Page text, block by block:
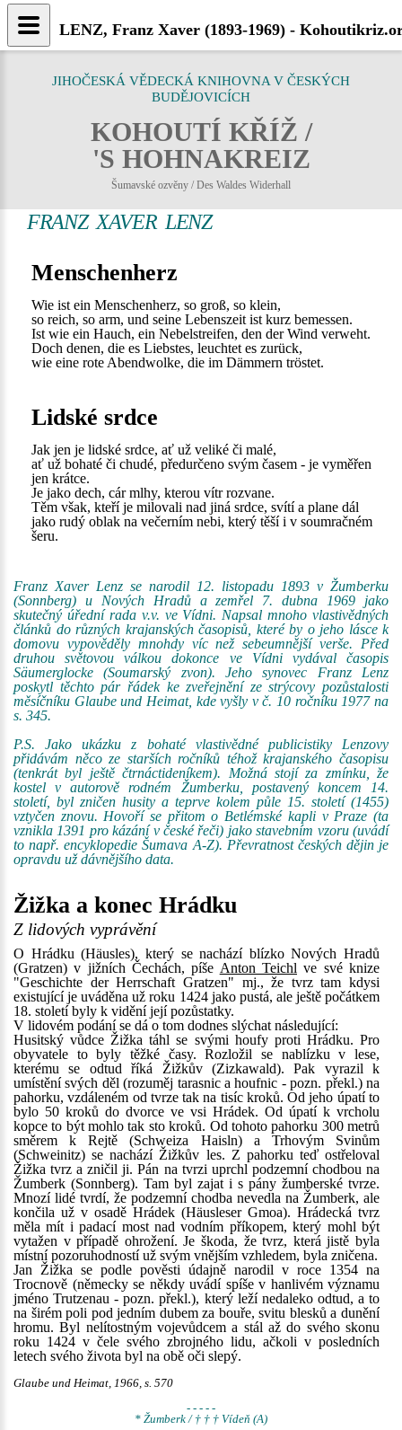
JIHOČESKÁ VĚDECKÁ KNIHOVNA V ČESKÝCH
BUDĚJOVICÍCH
KOHOUTÍ KŘÍŽ /
'S HOHNAKREIZ
Šumavské ozvěny / Des Waldes Widerhall
FRANZ XAVER LENZ
Menschenherz
Wie ist ein Menschenherz, so groß, so klein,
so reich, so arm, und seine Lebenszeit ist kurz bemessen.
Ist wie ein Hauch, ein Nebelstreifen, den der Wind verweht.
Doch denen, die es Liebstes, leuchtet es zurück,
wie eine rote Abendwolke, die im Dämmern tröstet.
Lidské srdce
Jak jen je lidské srdce, ať už veliké či malé,
ať už bohaté či chudé, předurčeno svým časem - je vyměřen
jen krátce.
Je jako dech, cár mlhy, kterou vítr rozvane.
Těm však, kteří je milovali nad jiná srdce, svítí a plane dál
jako rudý oblak na večerním nebi, který těší i v soumračném
šeru.
Franz Xaver Lenz se narodil 12. listopadu 1893 v Žumberku
(Sonnberg) u Nových Hradů a zemřel 7. dubna 1969 jako
skutečný úřední rada v.v. ve Vídni. Napsal mnoho vlastivědných
článků do různých krajanských časopisů, které by o jeho lásce k
domovu vypověděly mnohdy víc než sebeumnější verše. Před
druhou světovou válkou dokonce ve Vídni vydával časopis
Säumerglocke (Soumarský zvon). Jeho synovec Franz Lenz
poskytl těchto pár řádek ke zveřejnění ze strýcovy pozůstalosti
měsíčníku Glaube und Heimat, kde vyšly v č. 10 ročníku 1977 na
s. 345.
P.S. Jako ukázku z bohaté vlastivědné publicistiky Lenzovy
přidávám něco ze starších ročníků téhož krajanského časopisu
(tenkrát byl ještě čtrnáctideníkem). Možná stojí za zmínku, že
kostel v autorově rodném Žumberku, postavený koncem 14.
století, byl zničen husity a teprve kolem půle 15. století (1455)
vztyčen znovu. Hovoří se přitom o Betlémské kapli v Praze (ta
vznikla 1391 pro kázání v české řeči) jako stavebním vzoru (uvádí
to např. encyklopedie Šumava A-Z). Převratnost českých dějin je
opravdu už dávnějšího data.
Žižka a konec Hrádku
Z lidových vyprávění
O Hrádku (Häusles), který se nachází blízko Nových Hradů
(Gratzen) v jižních Čechách, píše Anton Teichl ve své knize
"Geschichte der Herrschaft Gratzen" mj., že tvrz tam kdysi
existující je uváděna už roku 1424 jako pustá, ale ještě počátkem
18. století byly k vidění její pozůstatky.
V lidovém podání se dá o tom dodnes slýchat následující:
Husitský vůdce Žižka táhl se svými houfy proti Hrádku. Pro
obyvatele to byly těžké časy. Rozložil se nablízku v lese,
kterému se odtud říká Žižkův (Zizkawald). Pak vyrazil k
umístění svých děl (rozuměj tarasnic a houfnic - pozn. překl.) na
pahorku, vzdáleném od tvrze tak na tisíc kroků. Od jeho úpatí to
bylo 50 kroků do dvorce ve vsi Hrádek. Od úpatí k vrcholu
kopce to být mohlo tak sto kroků. Od tohoto pahorku 300 metrů
směrem k Rejtě (Schweiza Haisln) a Trhovým Svinům
(Schweinitz) se nachází Žižkův les. Z pahorku teď ostřeloval
Žižka tvrz a zničil ji. Pán na tvrzi uprchl podzemní chodbou na
Žumberk (Sonnberg). Tam byl zajat i s pány žumberské tvrze.
Mnozí lidé tvrdí, že podzemní chodba nevedla na Žumberk, ale
končila už v osadě Hrádek (Häusleser Gmoa). Hrádecká tvrz
měla mít i padací most nad vodním příkopem, který mohl být
vytažen v případě ohrožení. Je škoda, že tvrz, která jistě byla
místní pozoruhodností už svým vnějším vzhledem, byla zničena.
Jan Žižka se podle pověsti údajně narodil v roce 1354 na
Trocnově (německy se někdy uvádí spíše v hanlivém významu
jméno Trutzenau - pozn. překl.), který leží nedaleko odtud, a to
na širém poli pod jedním dubem za bouře, svitu blesků a dunění
hromu. Byl nelítostným vojevůdcem a stál až do svého skonu
roku 1424 v čele svého zbrojného lidu, ačkoli v posledních
letech svého života byl na obě oči slepý.
Glaube und Heimat, 1966, s. 570
- - - - -
* Žumberk / † † † Vídeň (A)
LENZ, Franz Xaver (1893-1969) -